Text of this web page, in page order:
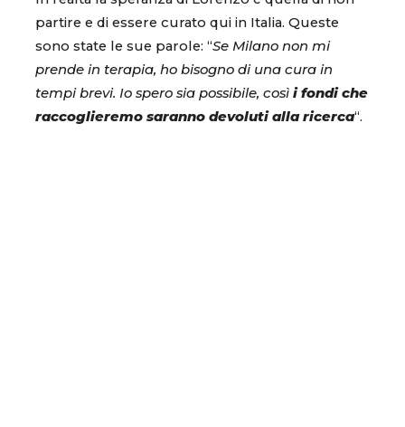
partire e di essere curato qui in Italia. Queste
sono state le sue parole: “Se Milano non mi
prende in terapia, ho bisogno di una cura in
tempi brevi. Io spero sia possibile, così i fondi che
raccoglieremo saranno devoluti alla ricerca“.